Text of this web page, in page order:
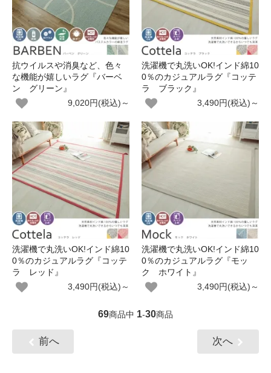
抗ウイルスや消臭など、色々
な機能が嬉しいラグ『バーベ
ン グリーン』
9,020円(税込)～
洗濯機で丸洗いOK!インド綿10
0％のカジュアルラグ『コッテ
ラ ブラック』
3,490円(税込)～
洗濯機で丸洗いOK!インド綿10
0％のカジュアルラグ『コッテ
ラ レッド』
3,490円(税込)～
洗濯機で丸洗いOK!インド綿10
0％のカジュアルラグ『モッ
ク ホワイト』
3,490円(税込)～
69商品中 1-30商品
前へ 次へ